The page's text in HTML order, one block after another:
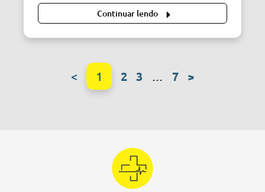
Continuar lendo
< 1 2 3 … 7 >